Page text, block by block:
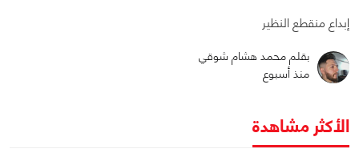
إبداع منقطع النظير
بقلم محمد هشام شوقي
منذ أسبوع
الأكثر مشاهدة